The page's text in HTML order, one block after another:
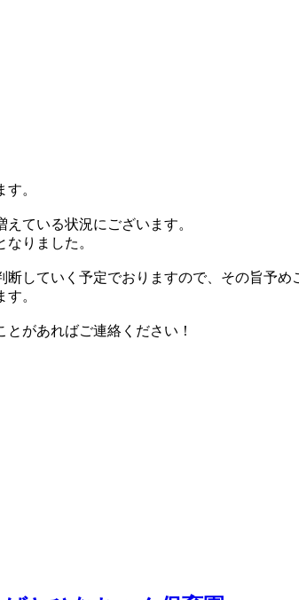
。
ている状況にございます。
なりました。
していく予定でおりますので、その旨予め
。
があればご連絡ください！